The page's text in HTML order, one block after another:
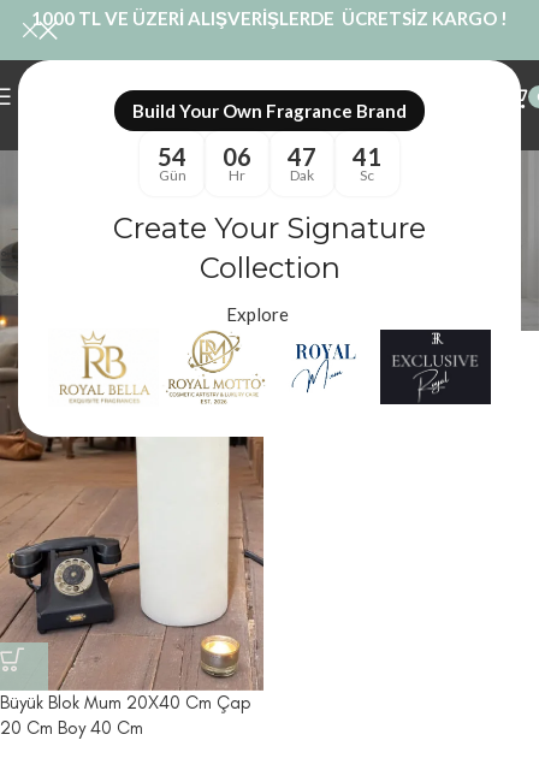
Build Your Own Fragrance Brand
54
Gün
06
Hr
47
Dak
41
Sc
Create Your Signature
Collection
Explore
1000 TL VE ÜZERİ ALIŞVERİŞLERDE ÜCRETSİZ KARGO !
Blok Mum Çeşitleri
Royal Mum
Ürünler “Blok Mum Çeşitleri” olarak etiketlendi
Büyük Blok Mum 20X40 Cm Çap
20 Cm Boy 40 Cm